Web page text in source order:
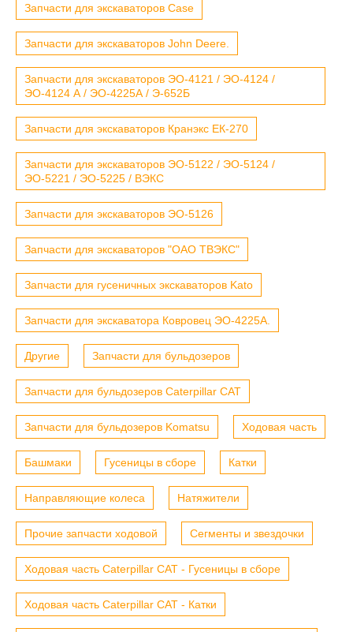
Запчасти для экскаваторов Case
Запчасти для экскаваторов John Deere.
Запчасти для экскаваторов ЭО-4121 / ЭО-4124 /
ЭО-4124 А / ЭО-4225А / Э-652Б
Запчасти для экскаваторов Кранэкс ЕК-270
Запчасти для экскаваторов ЭО-5122 / ЭО-5124 /
ЭО-5221 / ЭО-5225 / ВЭКС
Запчасти для экскаваторов ЭО-5126
Запчасти для экскаваторов "ОАО ТВЭКС"
Запчасти для гусеничных экскаваторов Kato
Запчасти для экскаватора Ковровец ЭО-4225А.
Другие Запчасти для бульдозеров
Запчасти для бульдозеров Caterpillar CAT
Запчасти для бульдозеров Komatsu Ходовая часть
Башмаки Гусеницы в сборе Катки
Направляющие колеса Натяжители
Прочие запчасти ходовой Сегменты и звездочки
Ходовая часть Caterpillar CAT - Гусеницы в сборе
Ходовая часть Caterpillar CAT - Катки